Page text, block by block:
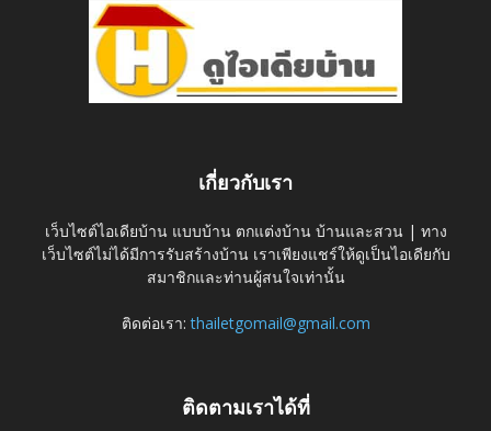
เกี่ยวกับเรา
เว็บไซต์ไอเดียบ้าน แบบบ้าน ตกแต่งบ้าน บ้านและสวน | ทาง
เว็บไซต์ไม่ได้มีการรับสร้างบ้าน เราเพียงแชร์ให้ดูเป็นไอเดียกับ
สมาชิกและท่านผู้สนใจเท่านั้น
ติดต่อเรา:thailetgomail@gmail.com
ติดตามเราได้ที่